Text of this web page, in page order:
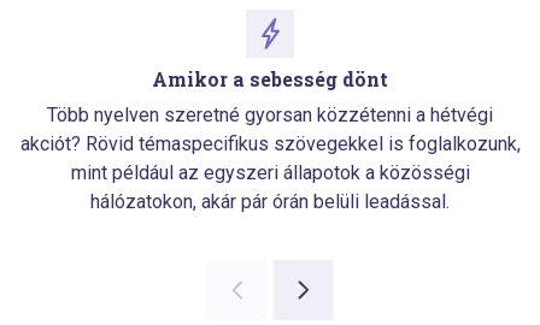
Amikor a sebesség dönt
Több nyelven szeretné gyorsan közzétenni a hétvégi
akciót? Rövid témaspecifikus szövegekkel is foglalkozunk,
mint például az egyszeri állapotok a közösségi
hálózatokon, akár pár órán belüli leadással.